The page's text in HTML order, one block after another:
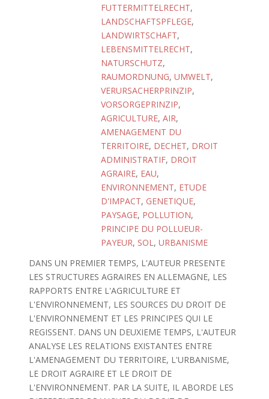
FUTTERMITTELRECHT,
LANDSCHAFTSPFLEGE,
LANDWIRTSCHAFT,
LEBENSMITTELRECHT,
NATURSCHUTZ,
RAUMORDNUNG, UMWELT,
VERURSACHERPRINZIP,
VORSORGEPRINZIP,
AGRICULTURE, AIR,
AMENAGEMENT DU
TERRITOIRE, DECHET, DROIT
ADMINISTRATIF, DROIT
AGRAIRE, EAU,
ENVIRONNEMENT, ETUDE
D'IMPACT, GENETIQUE,
PAYSAGE, POLLUTION,
PRINCIPE DU POLLUEUR-
PAYEUR, SOL, URBANISME
DANS UN PREMIER TEMPS, L'AUTEUR PRESENTE
LES STRUCTURES AGRAIRES EN ALLEMAGNE, LES
RAPPORTS ENTRE L'AGRICULTURE ET
L'ENVIRONNEMENT, LES SOURCES DU DROIT DE
L'ENVIRONNEMENT ET LES PRINCIPES QUI LE
REGISSENT. DANS UN DEUXIEME TEMPS, L'AUTEUR
ANALYSE LES RELATIONS EXISTANTES ENTRE
L'AMENAGEMENT DU TERRITOIRE, L'URBANISME,
LE DROIT AGRAIRE ET LE DROIT DE
L'ENVIRONNEMENT. PAR LA SUITE, IL ABORDE LES